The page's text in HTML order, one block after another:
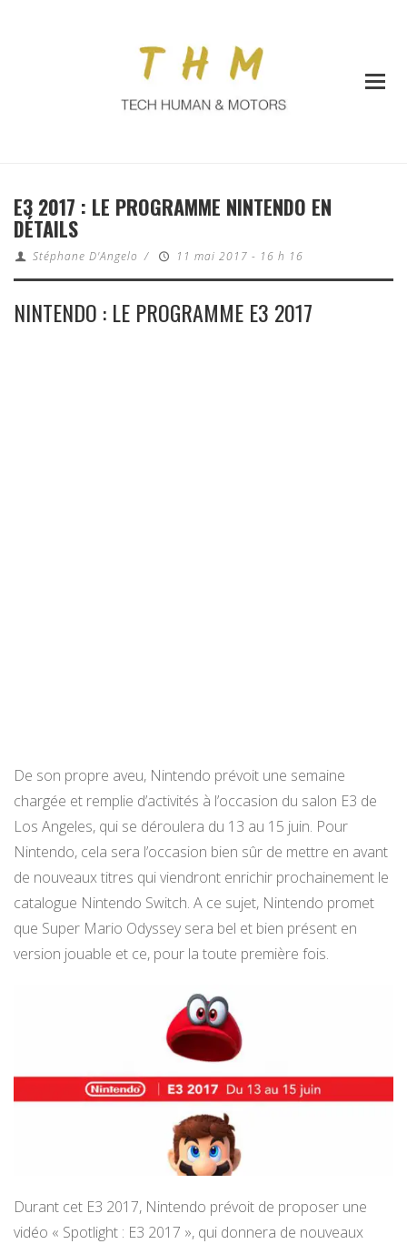
E3 2017 : LE PROGRAMME NINTENDO EN
DÉTAILS
Stéphane D'Angelo / 11 mai 2017 - 16 h 16
NINTENDO : LE PROGRAMME E3 2017
De son propre aveu, Nintendo prévoit une semaine
chargée et remplie d’activités à l’occasion du salon E3 de
Los Angeles, qui se déroulera du 13 au 15 juin. Pour
Nintendo, cela sera l’occasion bien sûr de mettre en avant
de nouveaux titres qui viendront enrichir prochainement le
catalogue Nintendo Switch. A ce sujet, Nintendo promet
que Super Mario Odyssey sera bel et bien présent en
version jouable et ce, pour la toute première fois.
Durant cet E3 2017, Nintendo prévoit de proposer une
vidéo « Spotlight : E3 2017 », qui donnera de nouveaux